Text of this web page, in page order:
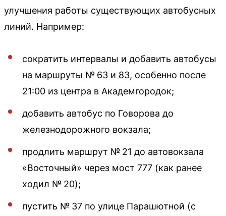
улучшения работы существующих автобусных
линий. Например:
сократить интервалы и добавить автобусы
на маршруты № 63 и 83, особенно после
21:00 из центра в Академгородок;
добавить автобус по Говорова до
железнодорожного вокзала;
продлить маршрут № 21 до автовокзала
«Восточный» через мост 777 (как ранее
ходил № 20);
пустить № 37 по улице Парашютной (с